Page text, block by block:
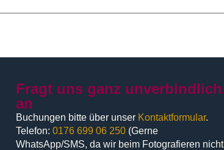
Fragt uns ganz unverbindlich
an
Buchungen bitte über unser Kontaktformular.
Telefon: 0176 699 06 250(Gerne
WhatsApp/SMS, da wir beim Fotografieren nicht